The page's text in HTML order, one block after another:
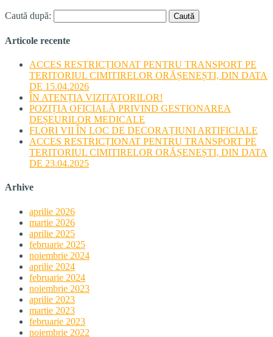
Caută după:
Articole recente
ACCES RESTRICȚIONAT PENTRU TRANSPORT PE
TERITORIUL CIMITIRELOR ORĂȘENEȘTI, DIN DATA
DE 15.04.2026
ÎN ATENȚIA VIZITATORILOR!
POZIȚIA OFICIALĂ PRIVIND GESTIONAREA
DEȘEURILOR MEDICALE
FLORI VII ÎN LOC DE DECORAȚIUNI ARTIFICIALE
ACCES RESTRICȚIONAT PENTRU TRANSPORT PE
TERITORIUL CIMITIRELOR ORĂȘENEȘTI, DIN DATA
DE 23.04.2025
Arhive
aprilie 2026
martie 2026
aprilie 2025
februarie 2025
noiembrie 2024
aprilie 2024
februarie 2024
noiembrie 2023
aprilie 2023
martie 2023
februarie 2023
noiembrie 2022